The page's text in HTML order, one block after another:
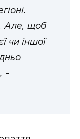
Але, щоб
чи іншої
–